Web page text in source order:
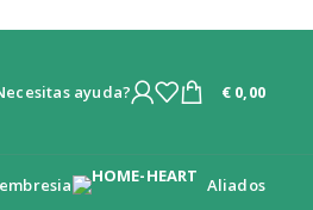
ayuda? € 0,00
Aliados